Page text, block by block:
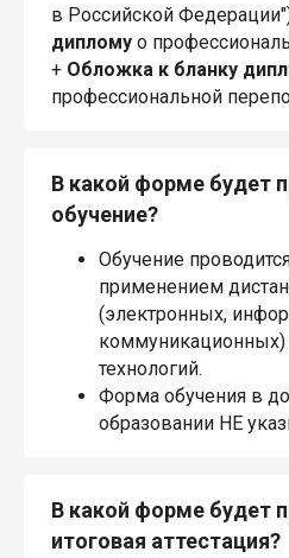
в Российской
диплому о
+ Обложка к бланку
профессиональной
В какой форме будет
обучение?
Обучение
применением
(электронных,
коммуникационных)
технологий.
Форма обучения в
образовании НЕ
В какой форме будет
итоговая аттестация?